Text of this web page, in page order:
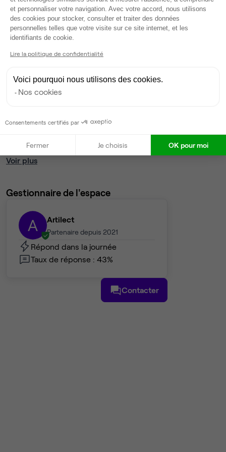
Services
Salle de réunion partagée
Coin cafet'
Imprimante
Espace détente
Espace extérieur
Fibre
Voir plus
Gestionnaire de l'espace
A Artilect
Partenaire depuis 2021
Répond dans la journée
Taux de réponse : 43%
Contacter
et personnaliser votre navigation. Avec votre accord, nous utilisons
des cookies pour stocker, consulter et traiter des données
personnelles telles que votre visite sur ce site internet, et les
identifiants de cookie.
Lire la politique de confidentialité
Voici pourquoi nous utilisons des cookies.
Nos cookies
Consentements certifiés par
Fermer Je choisis OK pour moi